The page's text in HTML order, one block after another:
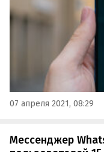
07 апреля 2021, 08:29
Мессенджер